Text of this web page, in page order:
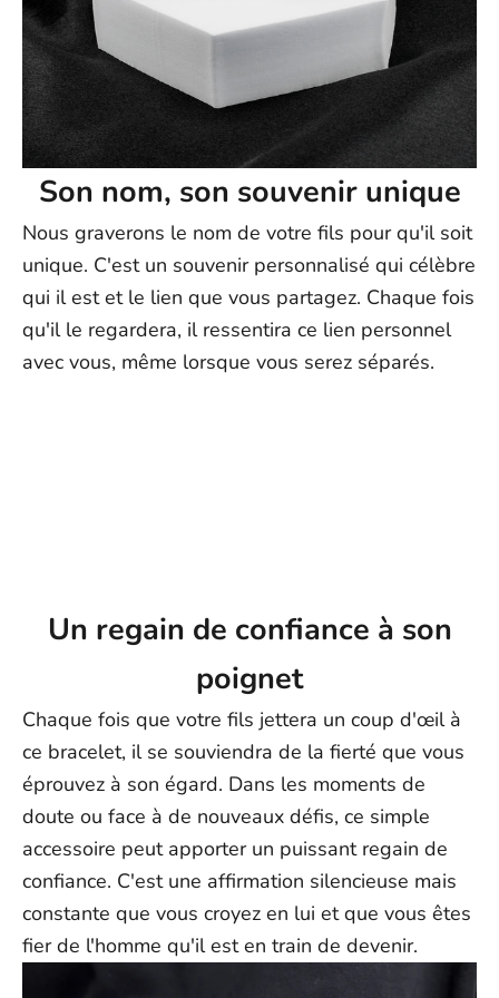
Son nom, son souvenir unique
Nous graverons le nom de votre fils pour qu'il soit
unique. C'est un souvenir personnalisé qui célèbre
qui il est et le lien que vous partagez. Chaque fois
qu'il le regardera, il ressentira ce lien personnel
avec vous, même lorsque vous serez séparés.
Un regain de confiance à son
poignet
Chaque fois que votre fils jettera un coup d'œil à
ce bracelet, il se souviendra de la fierté que vous
éprouvez à son égard. Dans les moments de
doute ou face à de nouveaux défis, ce simple
accessoire peut apporter un puissant regain de
confiance. C'est une affirmation silencieuse mais
constante que vous croyez en lui et que vous êtes
fier de l'homme qu'il est en train de devenir.